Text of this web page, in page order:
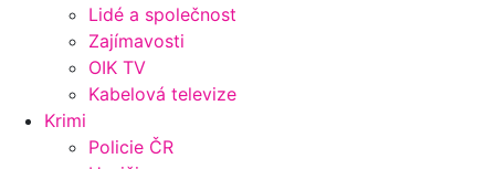
Lidé a společnost
Zajímavosti
OIK TV
Kabelová televize
Krimi
Policie ČR